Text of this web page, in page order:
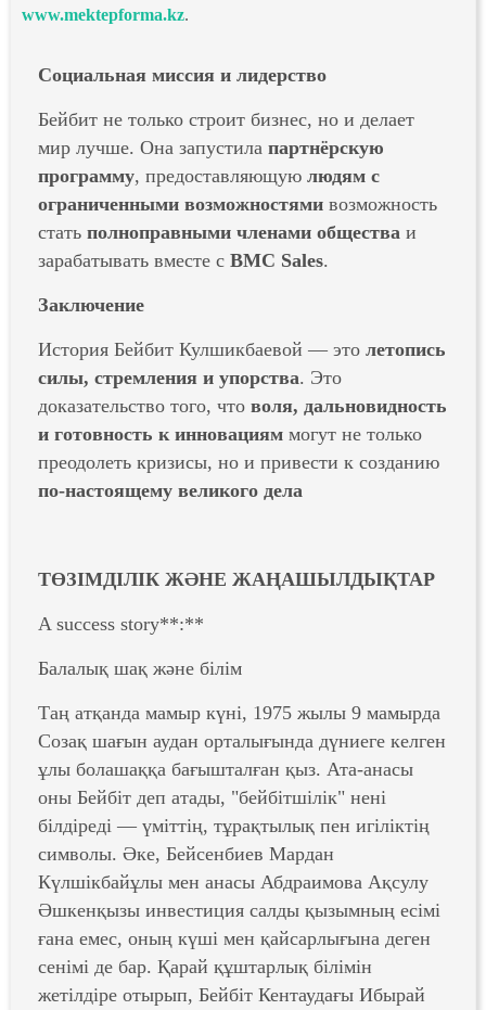
www.mektepforma.kz.
Социальная миссия и лидерство
Бейбит не только строит бизнес, но и делает
мир лучше. Она запустила партнёрскую
программу, предоставляющую людям с
ограниченными возможностямивозможность
стать полноправными членами обществаи
зарабатывать вместе с BMC Sales.
Заключение
История Бейбит Кулшикбаевой — это летопись
силы, стремления и упорства. Это
доказательство того, что воля, дальновидность
и готовность к инновацияммогут не только
преодолеть кризисы, но и привести к созданию
по-настоящему великого дела
ТӨЗІМДІЛІК ЖӘНЕ ЖАҢАШЫЛДЫҚТАР
A success story**:**
Балалық шақ және білім
Таң атқанда мамыр күні, 1975 жылы 9 мамырда
Созақ шағын аудан орталығында дүниеге келген
ұлы болашаққа бағышталған қыз. Ата-анасы
оны Бейбіт деп атады, "бейбітшілік" нені
білдіреді — үміттің, тұрақтылық пен игіліктің
символы. Әке, Бейсенбиев Мардан
Күлшікбайұлы мен анасы Абдраимова Ақсулу
Әшкенқызы инвестиция салды қызымның есімі
ғана емес, оның күші мен қайсарлығына деген
сенімі де бар. Қарай құштарлық білімін
жетілдіре отырып, Бейбіт Кентаудағы Ибырай